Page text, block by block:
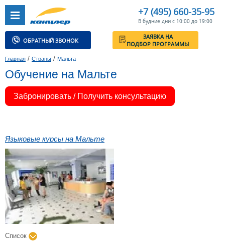
+7 (495) 660-35-95
В будние дни с 10:00 до 19:00
ОБРАТНЫЙ ЗВОНОК
ЗАЯВКА НА
ПОДБОР ПРОГРАММЫ
Главная / Страны / Мальта
Обучение на Мальте
Забронировать / Получить консультацию
Языковые курсы на Мальте
Список